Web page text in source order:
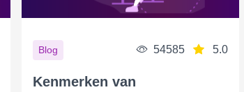
Blog 54585 5.0
Kenmerken van